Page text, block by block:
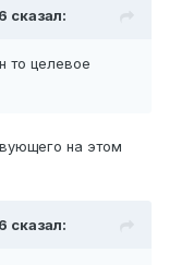
сказал:
то целевое
на этом
сказал: